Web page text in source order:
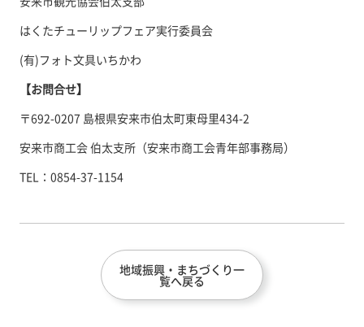
はくたチューリップフェア実行委員会
(有)フォト文具いちかわ
【お問合せ】
〒692-0207 島根県安来市伯太町東母里434-2
安来市商工会 伯太支所（安来市商工会青年部事務局）
TEL：0854-37-1154
地域振興・まちづくり一
覧へ戻る